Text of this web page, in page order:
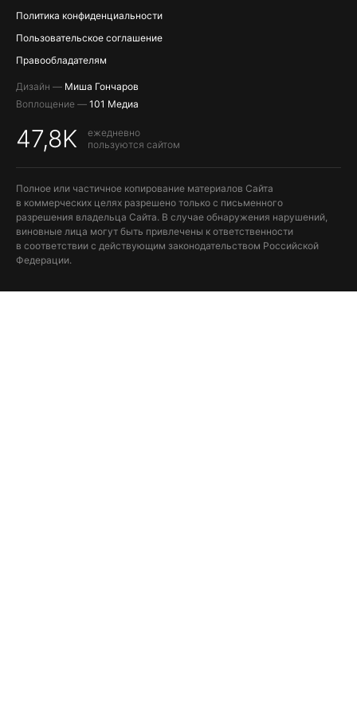
Политика конфиденциальности
Пользовательское соглашение
Правообладателям
Дизайн — Миша Гончаров
Воплощение — 101 Медиа
47,8K
ежедневно
пользуются сайтом
Полное или частичное копирование материалов Сайта
в коммерческих целях разрешено только с письменного
разрешения владельца Сайта. В случае обнаружения нарушений,
виновные лица могут быть привлечены к ответственности
в соответствии с действующим законодательством Российской
Федерации.